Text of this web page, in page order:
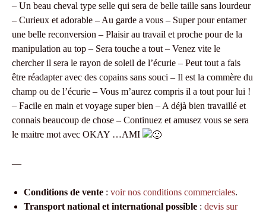
– Un beau cheval type selle qui sera de belle taille sans lourdeur
– Curieux et adorable – Au garde a vous – Super pour entamer
une belle reconversion – Plaisir au travail et proche pour de la
manipulation au top – Sera touche a tout – Venez vite le
chercher il sera le rayon de soleil de l’écurie – Peut tout a fais
être réadapter avec des copains sans souci – Il est la commère du
champ ou de l’écurie – Vous m’aurez compris il a tout pour lui !
– Facile en main et voyage super bien – A déjà bien travaillé et
connais beaucoup de chose – Continuez et amusez vous se sera
le maitre mot avec OKAY …AMI
—
Conditions de vente : voir nos conditions commerciales.
Transport national et international possible : devis sur